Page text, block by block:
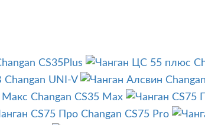
CS35Plus
Changan UNI-V
Changan CS35 Max
Changan CS75 Pro